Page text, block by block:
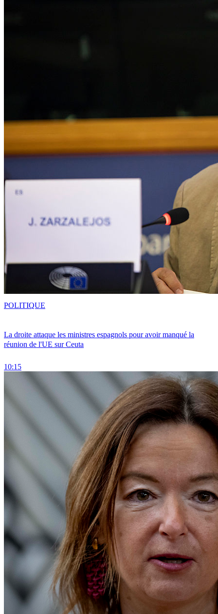
La droite attaque les ministres espagnols pour avoir manqué la
réunion de l'UE sur Ceuta
10:15
POLITIQUE